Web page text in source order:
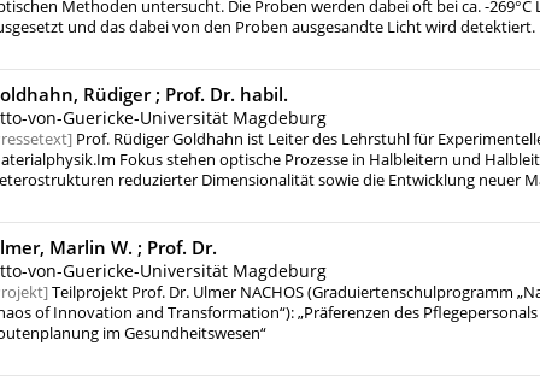
Methoden untersucht. Die Proben werden dabei oft bei ca. -269°C
und das dabei von den Proben ausgesandte Licht wird detektiert.
für ultraviolett leuchtende Lichtquellen. Aber Anwendungen sind auch
vieles mehr denkbar. Bei der Messtechnik kommt es dabei auf stabile
spektrale Auflösung an - es werden also sozusagen die Farben des
analysiert. Diese Forschungen werden weltweit sehr beachtet und
Veröffentlichungen in begutachteten internationalen
Rüdiger ; Prof. Dr. habil.
von-Guericke-Universität Magdeburg
Prof. Rüdiger Goldhahn ist Leiter des Lehrstuhl für
Fokus stehen optische Prozesse in Halbleitern und
reduzierter Dimensionalität sowie die Entwicklung neuer
Marlin W. ; Prof. Dr.
von-Guericke-Universität Magdeburg
Teilprojekt Prof. Dr. Ulmer NACHOS (Graduiertenschulprogramm
of Innovation and Transformation“): „Präferenzen des
im Gesundheitswesen“